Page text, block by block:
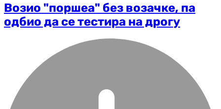
Возио "поршеа" без возачке, па
одбио да се тестира на дрогу